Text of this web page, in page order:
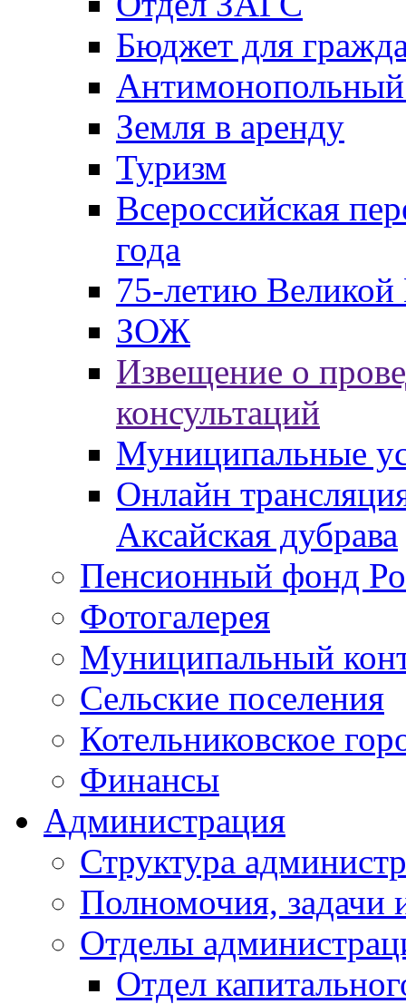
Бюджет для
Антимонопольный
Земля в аренду
Туризм
Всероссийская
года
75-летию
ЗОЖ
Извещение о
консультаций
Муниципальные
Онлайн
Аксайская дубрава
Пенсионный фонд
Фотогалерея
Муниципальный
Сельские поселения
Котельниковское
Финансы
Администрация
Структура
Полномочия, задачи
Отделы
Отдел